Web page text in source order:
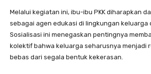
Melalui kegiatan ini, ibu-ibu PKK diharapkan
sebagai agen edukasi di lingkungan keluarga
Sosialisasi ini menegaskan pentingnya
kolektif bahwa keluarga seharusnya menjadi
bebas dari segala bentuk kekerasan.